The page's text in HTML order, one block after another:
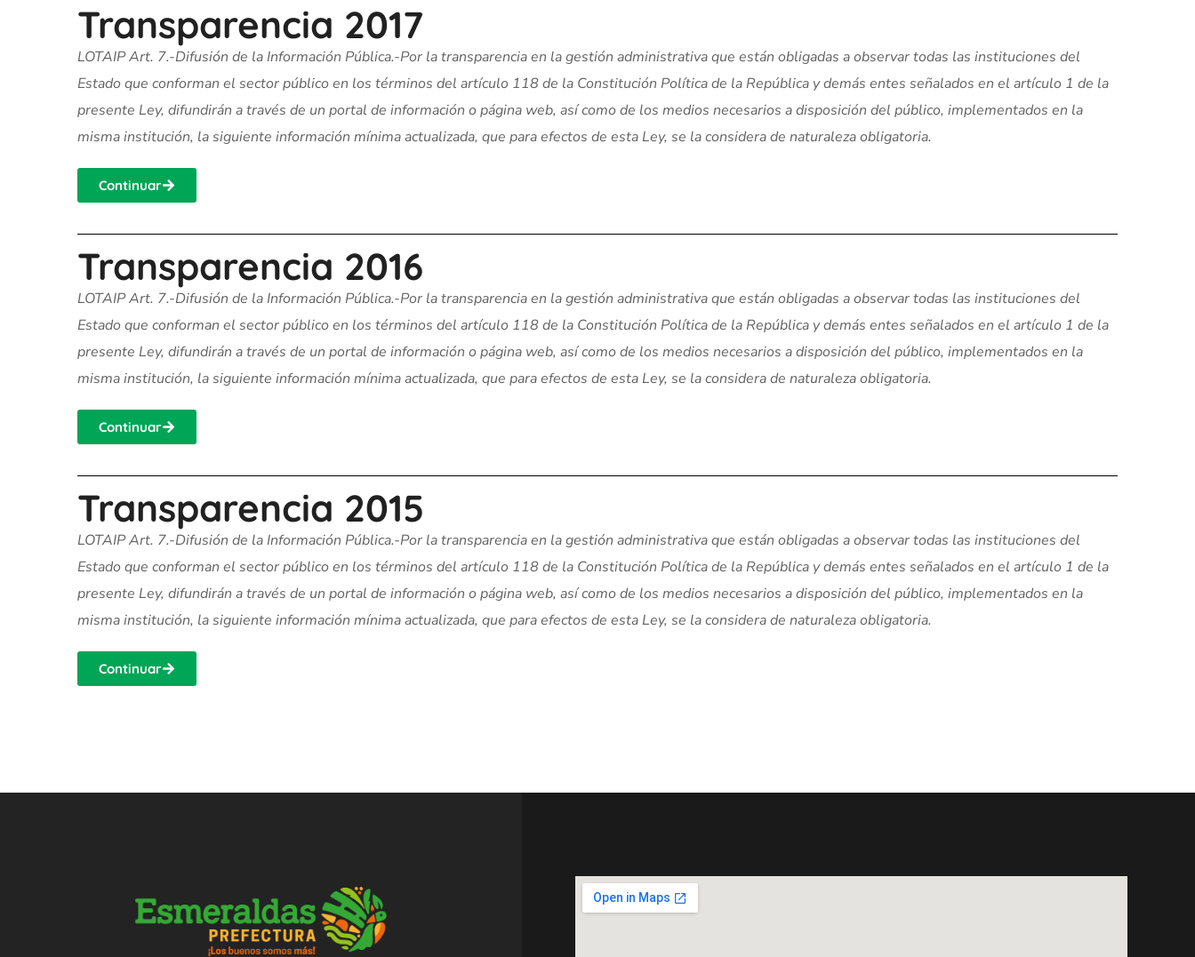
Transparencia 2017
LOTAIP Art. 7.-Difusión de la Información Pública.-Por la transparencia en la gestión administrativa que están obligadas a observar todas las instituciones del
Estado que conforman el sector público en los términos del artículo 118 de la Constitución Política de la República y demás entes señalados en el artículo 1 de la
presente Ley, difundirán a través de un portal de información o página web, así como de los medios necesarios a disposición del público, implementados en la
misma institución, la siguiente información mínima actualizada, que para efectos de esta Ley, se la considera de naturaleza obligatoria.
Continuar
Transparencia 2016
LOTAIP Art. 7.-Difusión de la Información Pública.-Por la transparencia en la gestión administrativa que están obligadas a observar todas las instituciones del
Estado que conforman el sector público en los términos del artículo 118 de la Constitución Política de la República y demás entes señalados en el artículo 1 de la
presente Ley, difundirán a través de un portal de información o página web, así como de los medios necesarios a disposición del público, implementados en la
misma institución, la siguiente información mínima actualizada, que para efectos de esta Ley, se la considera de naturaleza obligatoria.
Continuar
Transparencia 2015
LOTAIP Art. 7.-Difusión de la Información Pública.-Por la transparencia en la gestión administrativa que están obligadas a observar todas las instituciones del
Estado que conforman el sector público en los términos del artículo 118 de la Constitución Política de la República y demás entes señalados en el artículo 1 de la
presente Ley, difundirán a través de un portal de información o página web, así como de los medios necesarios a disposición del público, implementados en la
misma institución, la siguiente información mínima actualizada, que para efectos de esta Ley, se la considera de naturaleza obligatoria.
Continuar